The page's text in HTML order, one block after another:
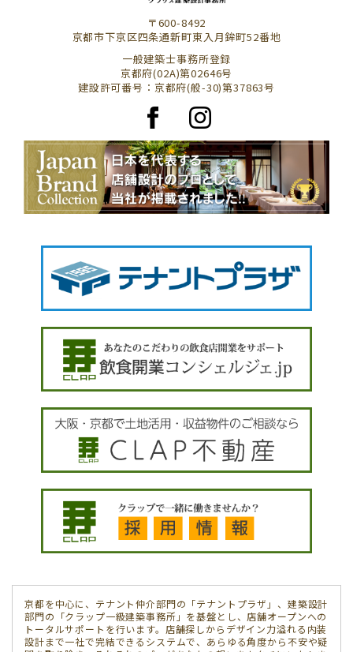
〒600-8492
京都市下京区四条通新町東入月鉾町52番地
一般建築士事務所登録
京都府(02A)第02646号
建設許可番号：京都府(般-30)第37863号
京都を中心に、テナント仲介部門の「テナントプラザ」、建築設計
部門の「クラップ一級建築事務所」を基盤とし、店舗オープンへの
トータルサポートを行います。店舗探しからデザイン力溢れる内装
設計まで一社で完結できるシステムで、あらゆる角度から不安や疑